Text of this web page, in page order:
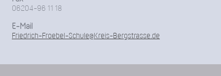
06204-96 11 18
E-Mail
Friedrich-Froebel-Schule@Kreis-Bergstrasse.de